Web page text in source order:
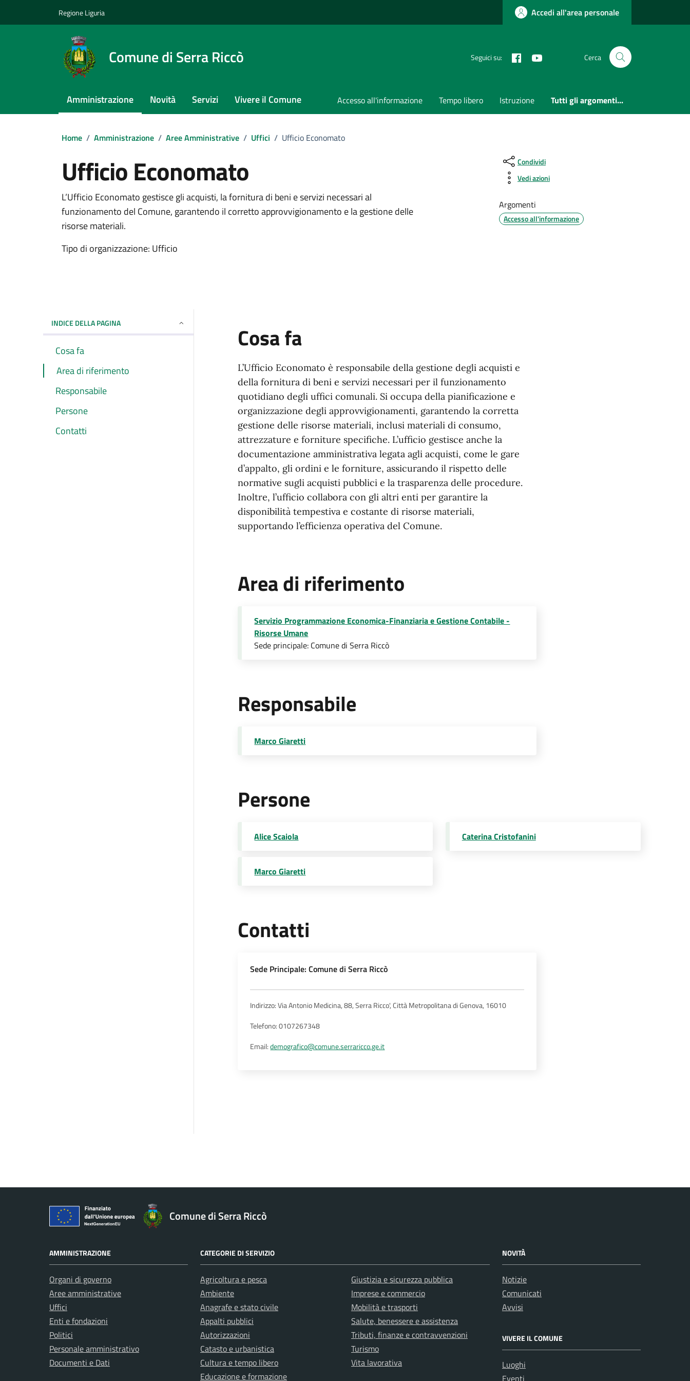
Regione Liguria Accedi all'area personale
Comune di Serra Riccò Seguici su: Facebook Cerca
Amministrazione Novità Servizi Vivere il Comune Accesso all'informazione Tempo libero Istruzione Tutti gli argomenti...
Home / Amministrazione / Aree Amministrative / Uffici / Ufficio Economato
Ufficio Economato
L’Ufficio Economato gestisce gli acquisti, la fornitura di beni e servizi necessari al
funzionamento del Comune, garantendo il corretto approvvigionamento e la gestione delle
risorse materiali.
Tipo di organizzazione: Ufficio
Condividi
Vedi azioni
Argomenti
Accesso all'informazione
INDICE DELLA PAGINA
Cosa fa
Area di riferimento
Responsabile
Persone
Contatti
Cosa fa
L’Ufficio Economato è responsabile della gestione degli acquisti e
della fornitura di beni e servizi necessari per il funzionamento
quotidiano degli uffici comunali. Si occupa della pianificazione e
organizzazione degli approvvigionamenti, garantendo la corretta
gestione delle risorse materiali, inclusi materiali di consumo,
attrezzature e forniture specifiche. L’ufficio gestisce anche la
documentazione amministrativa legata agli acquisti, come le gare
d’appalto, gli ordini e le forniture, assicurando il rispetto delle
normative sugli acquisti pubblici e la trasparenza delle procedure.
Inoltre, l’ufficio collabora con gli altri enti per garantire la
disponibilità tempestiva e costante di risorse materiali,
supportando l’efficienza operativa del Comune.
Area di riferimento
Servizio Programmazione Economica-Finanziaria e Gestione Contabile -
Risorse Umane
Sede principale: Comune di Serra Riccò
Responsabile
Marco Giaretti
Persone
Alice Scaiola Caterina Cristofanini
Marco Giaretti
Contatti
Sede Principale: Comune di Serra Riccò
Indirizzo: Via Antonio Medicina, 88, Serra Ricco', Città Metropolitana di Genova, 16010
Telefono: 0107267348
Email:demografico@comune.serraricco.ge.it
Comune di Serra Riccò
AMMINISTRAZIONE
Organi di governo
Aree amministrative
Uffici
Enti e fondazioni
Politici
Personale amministrativo
Documenti e Dati
CATEGORIE DI SERVIZIO
Agricoltura e pesca
Ambiente
Anagrafe e stato civile
Appalti pubblici
Autorizzazioni
Catasto e urbanistica
Cultura e tempo libero
Educazione e formazione
Giustizia e sicurezza pubblica
Imprese e commercio
Mobilità e trasporti
Salute, benessere e assistenza
Tributi, finanze e contravvenzioni
Turismo
Vita lavorativa
NOVITÀ
Notizie
Comunicati
Avvisi
VIVERE IL COMUNE
Luoghi
Eventi